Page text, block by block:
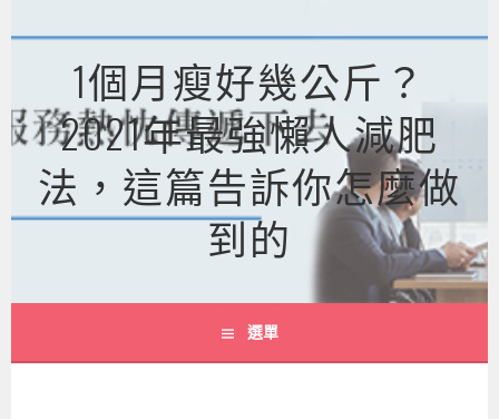
至
內
容
1個月瘦好幾公斤？
2021年最強懶人減肥
法，這篇告訴你怎麼做
到的
選單